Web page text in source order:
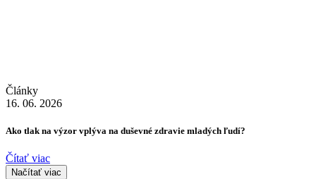
Články
16. 06. 2026
Ako tlak na výzor vplýva na duševné zdravie mladých ľudí?
Čítať viac
Načítať viac